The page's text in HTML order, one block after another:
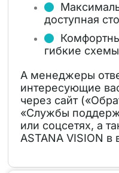
доступная
гибкие
А менеджеры
интересующие
через сайт
«Службы
или соцсетях, а
ASTANA VISION